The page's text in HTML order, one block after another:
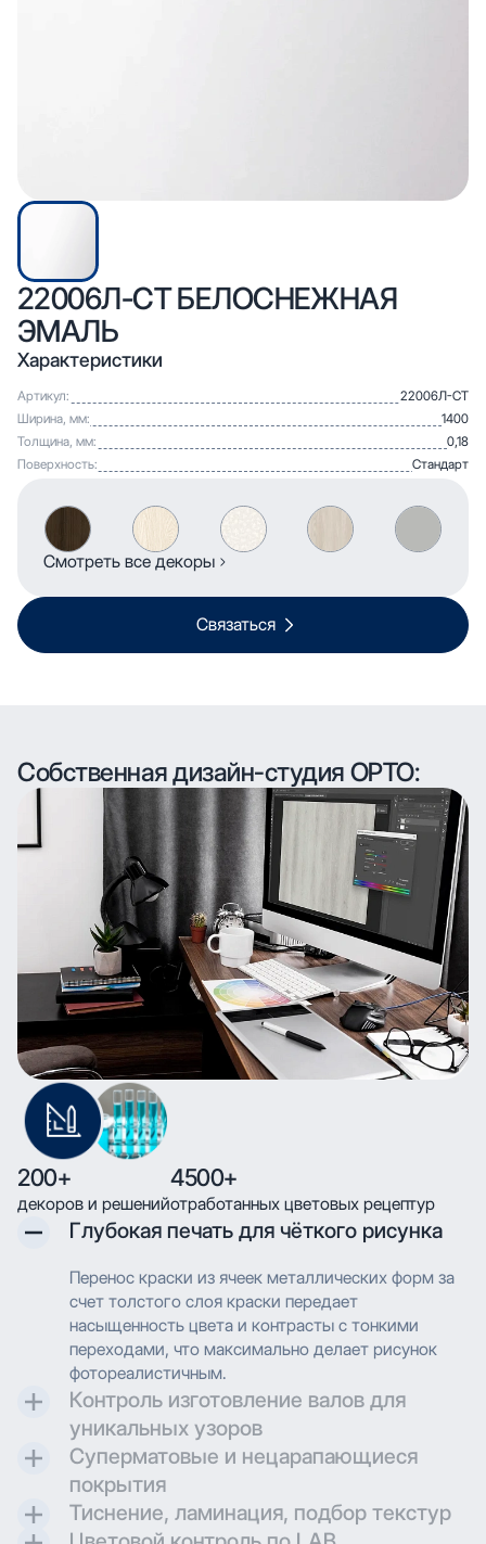
22006Л-СТ БЕЛОСНЕЖНАЯ
ЭМАЛЬ
Характеристики
Артикул:
22006Л-СТ
Ширина, мм:
1400
Толщина, мм:
0,18
Поверхность:
Стандарт
Смотреть все декоры
Связаться
Собственная дизайн-студия ОРТО:
200+
декоров и решений
4500+
отработанных цветовых рецептур
Глубокая печать для чёткого рисунка
Перенос краски из ячеек металлических форм за
счет толстого слоя краски передает
насыщенность цвета и контрасты с тонкими
переходами, что максимально делает рисунок
фотореалистичным.
Контроль изготовление валов для
уникальных узоров
Контроль и разработка технических параметров
для гравировки позволяют максимально
воссоздавать дизайн при печати.
Суперматовые и нецарапающиеся
покрытия
Создаем матовые и суперматовые поверхности с
Тиснение, ламинация, подбор текстур